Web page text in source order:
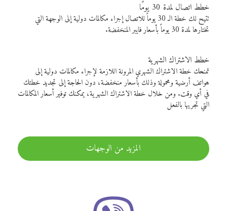
خطط اتصال لمدة 30 يومًا
تتيح لك خطة الـ 30 يوماً للاتصال إجراء مكالمات دولية إلى الوجهة التي
تختارها لمدة 30 يوماً بأسعار فايبر المنخفضة.
خطط الاشتراك الشهرية
تمنحك خطة الاشتراك الشهري المرونة اللازمة لإجراء مكالمات دولية إلى
هواتف أرضية ومحمولة وذلك بأسعار منخفضة، دون الحاجة إلى تجديد خطتك
في أي وقت. ومن خلال خطة الاشتراك الشهرية، يمكنك توفير أسعار المكالمات
التي تجريها بالفعل
المزيد من الوجهات